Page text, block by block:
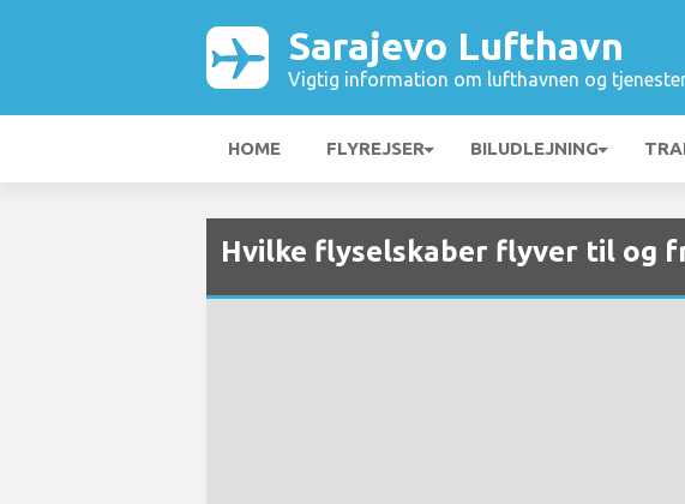
Sarajevo Lufthavn
Vigtig information om lufthavnen og
HOME FLYREJSER BILUDLEJNING
Hvilke flyselskaber flyver til og